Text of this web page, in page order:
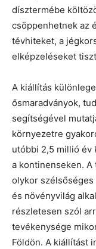
dísztermébe
csöppenhetnek az
tévhiteket, a
elképzeléseket
A kiállítás
ősmaradványok,
segítségével
környezetre
utóbbi 2,5 millió év
a kontinenseken. A
olykor
és növényvilág
részletesen szól
tevékenysége
Földön. A kiállítást